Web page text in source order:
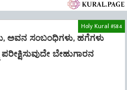
Holy Kural #584
ಅವನ ಸಂಬಂಧಿಗಳು, ಹಗೆಗಳು
ಬೇಹುಗಾರನ